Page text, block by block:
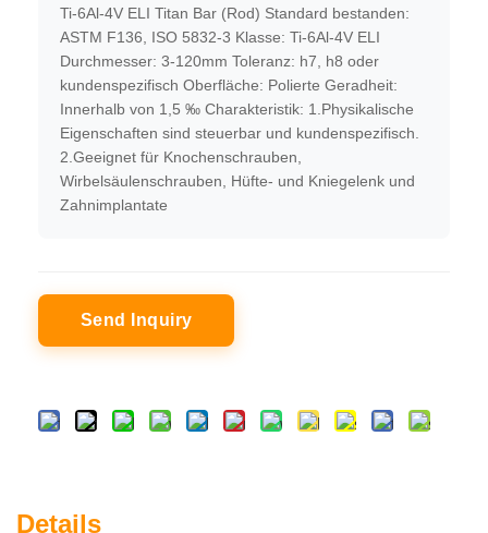
Ti-6Al-4V ELI Titan Bar (Rod) Standard bestanden:
ASTM F136, ISO 5832-3 Klasse: Ti-6Al-4V ELI
Durchmesser: 3-120mm Toleranz: h7, h8 oder
kundenspezifisch Oberfläche: Polierte Geradheit:
Innerhalb von 1,5 ‰ Charakteristik: 1.Physikalische
Eigenschaften sind steuerbar und kundenspezifisch.
2.Geeignet für Knochenschrauben,
Wirbelsäulenschrauben, Hüfte- und Kniegelenk und
Zahnimplantate
Send Inquiry
Details